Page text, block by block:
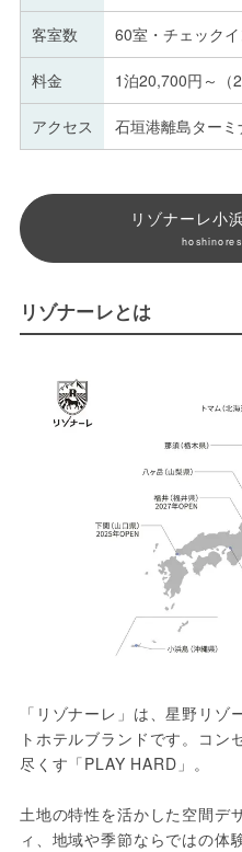
客室数 60室・チェック
料金 1泊20,700円～（
アクセス 石垣港離島ター
リゾナーレ小
リゾナーレとは
「リゾナーレ」は、星野リ
トホテルブランドです。コン
尽くす「PLAY HARD」。
土地の特性を活かした空間デ
ィ、地域や季節ならではの体